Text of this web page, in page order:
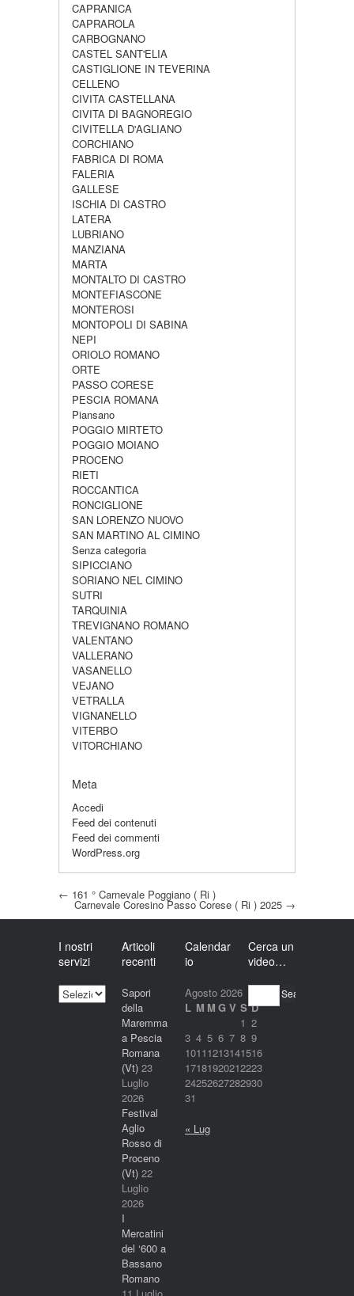
CAPRANICA
CAPRAROLA
CARBOGNANO
CASTEL SANT'ELIA
CASTIGLIONE IN TEVERINA
CELLENO
CIVITA CASTELLANA
CIVITA DI BAGNOREGIO
CIVITELLA D'AGLIANO
CORCHIANO
FABRICA DI ROMA
FALERIA
GALLESE
ISCHIA DI CASTRO
LATERA
LUBRIANO
MANZIANA
MARTA
MONTALTO DI CASTRO
MONTEFIASCONE
MONTEROSI
MONTOPOLI DI SABINA
NEPI
ORIOLO ROMANO
ORTE
PASSO CORESE
PESCIA ROMANA
Piansano
POGGIO MIRTETO
POGGIO MOIANO
PROCENO
RIETI
ROCCANTICA
RONCIGLIONE
SAN LORENZO NUOVO
SAN MARTINO AL CIMINO
Senza categoria
SIPICCIANO
SORIANO NEL CIMINO
SUTRI
TARQUINIA
TREVIGNANO ROMANO
VALENTANO
VALLERANO
VASANELLO
VEJANO
VETRALLA
VIGNANELLO
VITERBO
VITORCHIANO
Meta
Accedi
Feed dei contenuti
Feed dei commenti
WordPress.org
Post navigation
← 161 ° Carnevale Poggiano ( Ri )
Carnevale Coresino Passo Corese ( Ri ) 2025 →
I nostri
servizi
nostri
Articoli
recenti
Sapori
della
Maremma
a Pescia
Romana
(Vt) 23
Luglio
2026
Festival
Aglio
Rosso di
Proceno
(Vt) 22
Luglio
2026
I
Mercatini
del ‘600 a
Bassano
Romano
Calendar
io
Agosto 2026
L M M G V S D
1 2
3 4 5 6 7 8 9
10111213141516
17181920212223
24252627282930
31
« Lug
Cerca un
video…